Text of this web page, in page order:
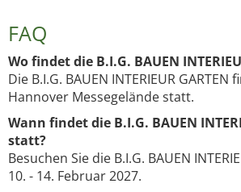
FAQ
Wo findet die B.I.G. BAUEN
Die B.I.G. BAUEN INTERIEUR
Hannover Messegelände statt.
Wann findet die B.I.G. BAUEN
statt?
Besuchen Sie die B.I.G. BAUEN
10. - 14. Februar 2027.